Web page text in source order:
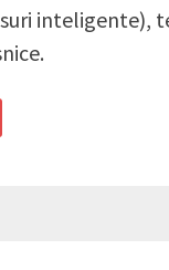
inteligente),